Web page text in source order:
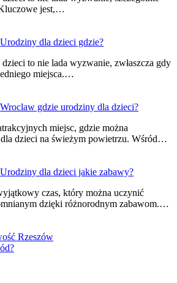
jest,…
Urodziny dla dzieci gdzie?
to nie lada wyzwanie, zwłaszcza gdy
miejsca.…
Wroclaw gdzie urodziny dla dzieci?
miejsc, gdzie można
dzieci na świeżym powietrzu. Wśród…
Urodziny dla dzieci jakie zabawy?
czas, który można uczynić
dzięki różnorodnym zabawom.…
Rzeszów